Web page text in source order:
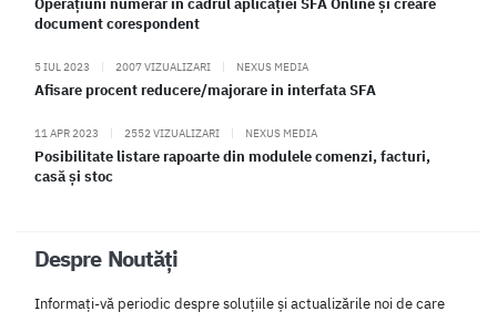
Operațiuni numerar în cadrul aplicației SFA Online și creare
document corespondent
5 IUL 2023 | 2007 VIZUALIZARI | NEXUS MEDIA
Afisare procent reducere/majorare in interfata SFA
11 APR 2023 | 2552 VIZUALIZARI | NEXUS MEDIA
Posibilitate listare rapoarte din modulele comenzi, facturi,
casă și stoc
Despre Noutăți
Informați-vă periodic despre soluțiile și actualizările noi de care